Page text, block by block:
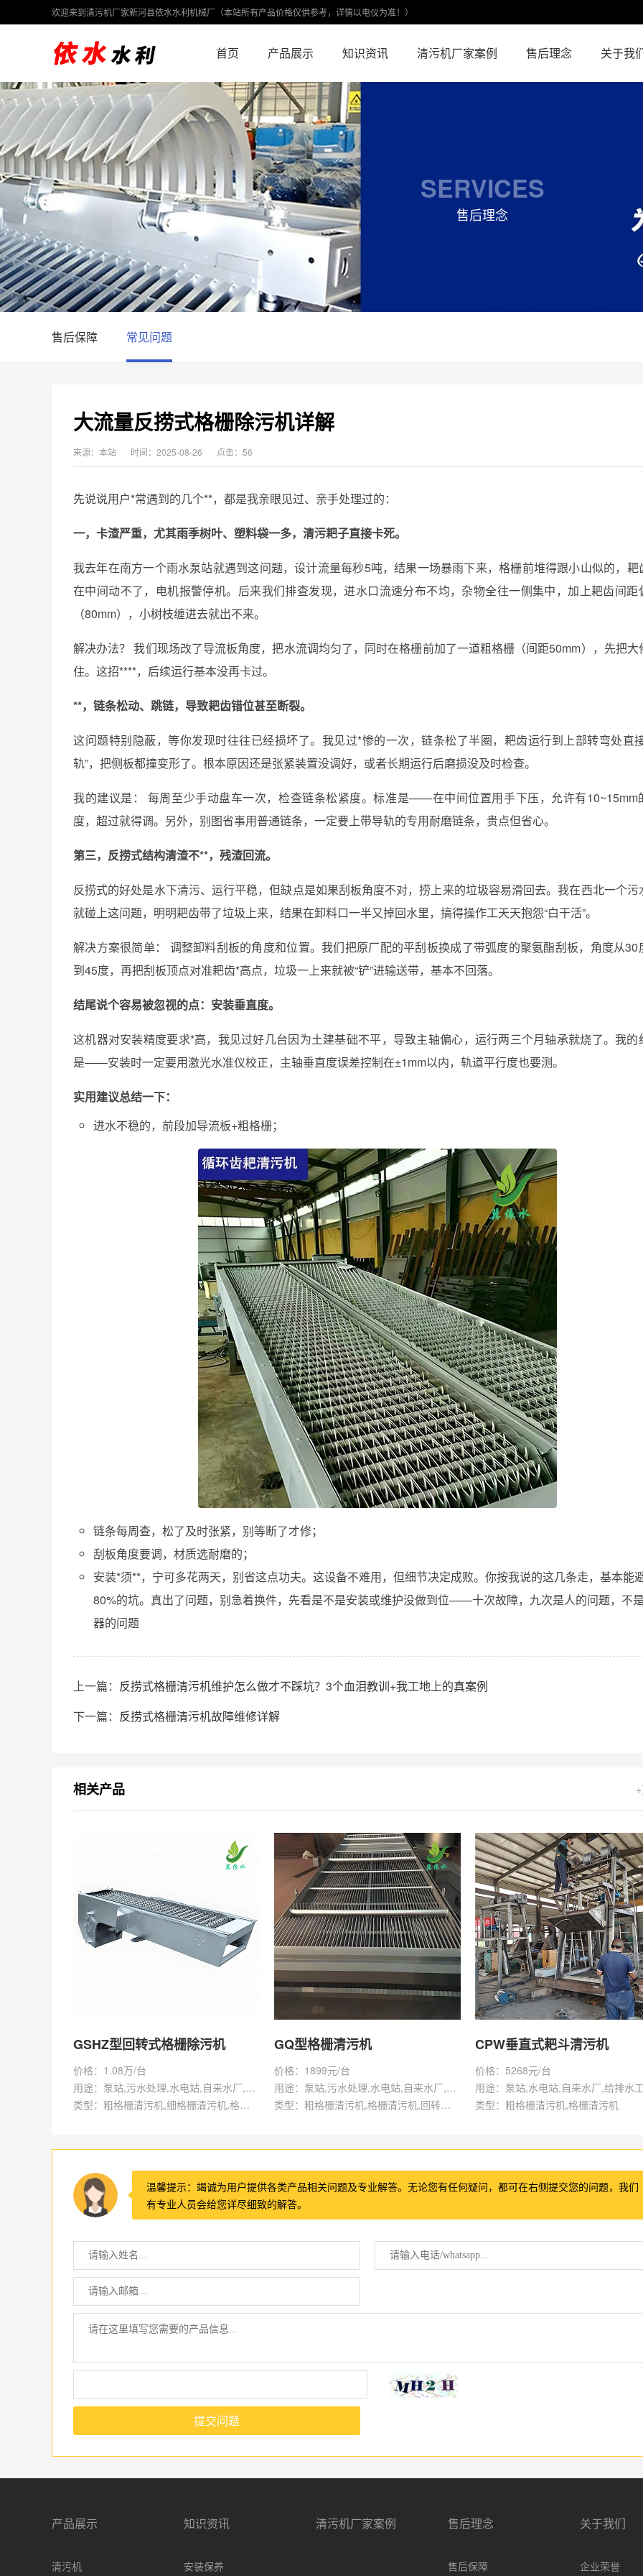
欢迎来到清污机厂家新河县依水水利机械厂（本站所有产品价格仅供参考，详情以电仪为准！）
首页 产品展示 知识资讯 清污机厂家案例 售后理念 关于我
SERVICES
售后理念
售后保障 常见问题
大流量反捞式格栅除污机详解
来源：本站 时间：2025-08-26 点击：56
先说说用户*常遇到的几个**，都是我亲眼见过、亲手处理过的：
一，卡渣严重，尤其雨季树叶、塑料袋一多，清污耙子直接卡死。
我去年在南方一个雨水泵站就遇到这问题，设计流量每秒5吨，结果一场暴雨下来，格栅前堆得跟小山似的，耙
在中间动不了，电机报警停机。后来我们排查发现，进水口流速分布不均，杂物全往一侧集中，加上耙齿间距
（80mm），小树枝缠进去就出不来。
解决办法？ 我们现场改了导流板角度，把水流调均匀了，同时在格栅前加了一道粗格栅（间距50mm），先把大
住。这招****，后续运行基本没再卡过。
**，链条松动、跳链，导致耙齿错位甚至断裂。
这问题特别隐蔽，等你发现时往往已经损坏了。我见过*惨的一次，链条松了半圈，耙齿运行到上部转弯处直
轨”，把侧板都撞变形了。根本原因还是张紧装置没调好，或者长期运行后磨损没及时检查。
我的建议是： 每周至少手动盘车一次，检查链条松紧度。标准是——在中间位置用手下压，允许有10~15mm
度，超过就得调。另外，别图省事用普通链条，一定要上带导轨的专用耐磨链条，贵点但省心。
第三，反捞式结构清渣不**，残渣回流。
反捞式的好处是水下清污、运行平稳，但缺点是如果刮板角度不对，捞上来的垃圾容易滑回去。我在西北一个污
就碰上这问题，明明耙齿带了垃圾上来，结果在卸料口一半又掉回水里，搞得操作工天天抱怨“白干活”。
解决方案很简单： 调整卸料刮板的角度和位置。我们把原厂配的平刮板换成了带弧度的聚氨酯刮板，角度从30
到45度，再把刮板顶点对准耙齿*高点，垃圾一上来就被“铲”进输送带，基本不回落。
结尾说个容易被忽视的点：安装垂直度。
这机器对安装精度要求*高，我见过好几台因为土建基础不平，导致主轴偏心，运行两三个月轴承就烧了。我的
是——安装时一定要用激光水准仪校正，主轴垂直度误差控制在±1mm以内，轨道平行度也要测。
实用建议总结一下：
进水不稳的，前段加导流板+粗格栅；
链条每周查，松了及时张紧，别等断了才修；
刮板角度要调，材质选耐磨的；
安装*须**，宁可多花两天，别省这点功夫。这设备不难用，但细节决定成败。你按我说的这几条走，基本能
80%的坑。真出了问题，别急着换件，先看是不是安装或维护没做到位——十次故障，九次是人的问题，不
器的问题
上一篇： 反捞式格栅清污机维护怎么做才不踩坑？3个血泪教训+我工地上的真案例
下一篇： 反捞式格栅清污机故障维修详解
相关产品
GSHZ型回转式格栅除污机
价格：1.08万/台
用途：泵站,污水处理,水电站,自来水厂,渠道,水产养殖,化工,纺织,给排水工程
类型：粗格栅清污机,细格栅清污机,格栅清污机,回转式清污机
GQ型格栅清污机
价格：1899元/台
用途：泵站,污水处理,水电站,自来水厂,给排水工程
类型：粗格栅清污机,格栅清污机,回转式清污机
CPW垂直式耙斗清污机
价格：5268元/台
用途：泵站,水电站,自来水厂,给排水
类型：粗格栅清污机,格栅清污机
温馨提示：竭诚为用户提供各类产品相关问题及专业解答。无论您有任何疑问，都可在右侧提交您的问题，我们
有专业人员会给您详尽细致的解答。
提交问题
产品展示
清污机
知识资讯
安装保养
清污机厂家案例 售后理念
售后保障
关于我们
企业荣誉